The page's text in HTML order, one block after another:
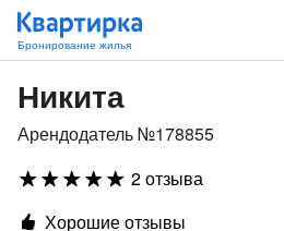
Никита
Арендодатель №178855
2 отзыва
Хорошие отзывы